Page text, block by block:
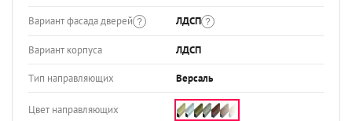
Вариант фасада дверей ЛДСП
Вариант корпуса ЛДСП
Тип направляющих Версаль
Цвет направляющих